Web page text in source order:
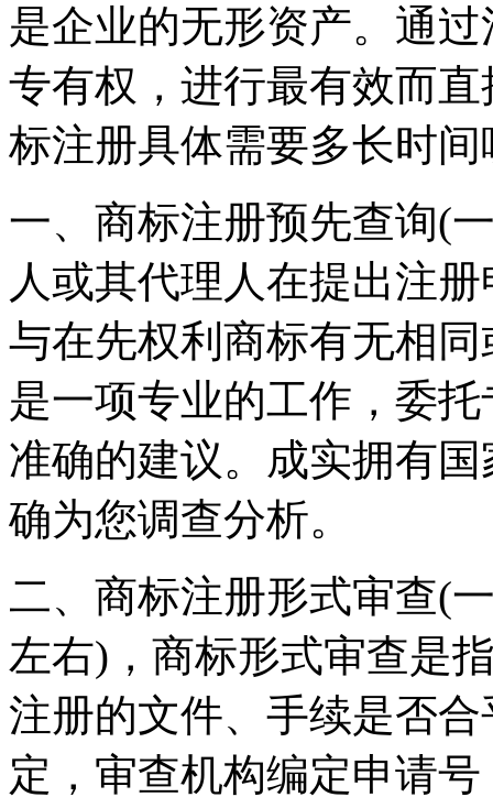
是企业的无形资产。通
专有权，进行最有效而
标注册具体需要多长时间
一、商标注册预先查询(
人或其代理人在提出注
与在先权利商标有无相
是一项专业的工作，委
准确的建议。成实拥有
确为您调查分析。
二、商标注册形式审查(
左右)，商标形式审查是
注册的文件、手续是否
定，审查机构编定申请